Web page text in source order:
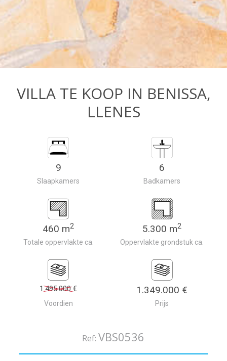
VILLA TE KOOP IN BENISSA,
LLENES
9
Slaapkamers
6
Badkamers
460 m2
Totale oppervlakte ca.
5.300 m2
Oppervlakte grondstuk ca.
1.495.000 €
Voordien
1.349.000 €
Prijs
Ref:VBS0536